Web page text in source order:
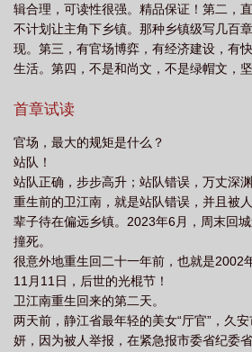
下在哪个平台 官家天下免费阅读全文 官家天
更新推荐 官家天下笔趣阁 官家天下5200
在线阅读 官家天下全文免费 官家天下百度百
辑合理，可读性很强。精品保证！第二，
不计划让主角下乡镇。那种乡镇级写几百
现。第三，有官场博弈，有经济建设，有
生活。第四，不是和尚文，不是绿帽文，
首章试读
官场，最大的规矩是什么？
站队！
站队正确，步步高升；站队错误，万丈深渊
重生前的卫江南，就是站队错误，并且被
辈子待在偏远乡镇。2023年6月，周末回
撞死。
很意外地重生回二十一年前，也就是2002年
11月11日，后世的光棍节！
卫江南重生回来的第二天。
两天前，静江省最年轻的美女“厅官”，久
妍，因为被人举报，在紧急报市委省纪委